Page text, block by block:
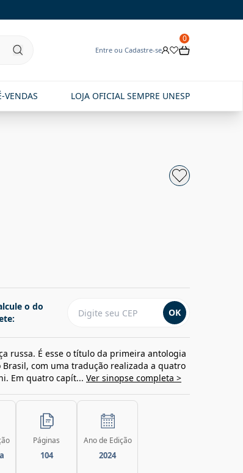
Entre ou Cadastre-se
0
VENDAS LOJA OFICIAL SEMPRE UNESP
o do
OK
russa. É esse o título da primeira antologia
com uma tradução realizada a quatro
Em quatro capít... Ver sinopse completa >
Páginas
104
Ano de Edição
2024